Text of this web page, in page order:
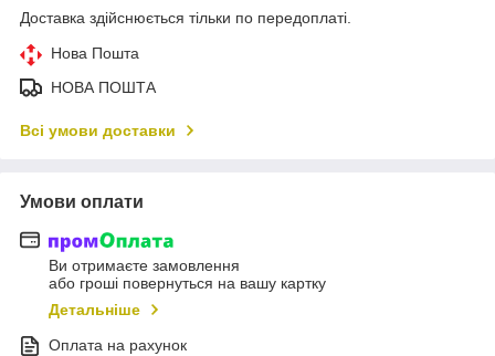
Доставка здійснюється тільки по передоплаті.
Нова Пошта
НОВА ПОШТА
Всі умови доставки
Умови оплати
Ви отримаєте замовлення
або гроші повернуться на вашу картку
Детальніше
Оплата на рахунок